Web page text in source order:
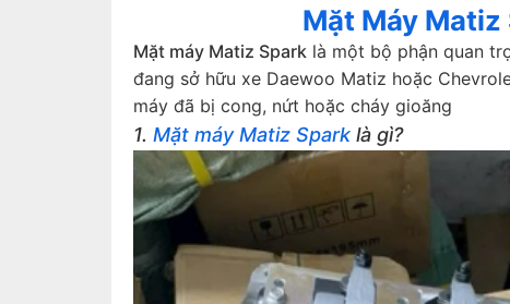
Mặt Máy Matiz
Mặt máy Matiz Spark là một bộ phận quan
đang sở hữu xe Daewoo Matiz hoặc
máy đã bị cong, nứt hoặc cháy gioăng
1. Mặt máy Matiz Spark là gì?